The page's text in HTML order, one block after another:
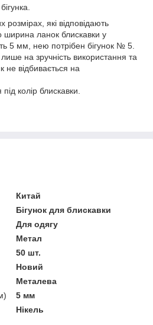
розмірах, які відповідають
ширина ланок блискавки у
5 мм, нею потрібен бігунок № 5.
на зручність використання та
не відбивається на
колір блискавки.
Китай
Бігунок для блискавки
Для одягу
Метал
50 шт.
Новий
Металева
5 мм
Нікель